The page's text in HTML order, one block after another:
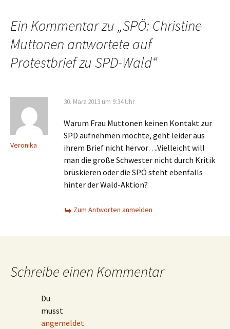
Ein Kommentar zu „SPÖ: Christine
Muttonen antwortete auf
Protestbrief zu SPD-Wald“
Veronika
30. März 2013 um 9:34 Uhr
Warum Frau Muttonen keinen Kontakt zur
SPD aufnehmen möchte, geht leider aus
ihrem Brief nicht hervor….Vielleicht will
man die große Schwester nicht durch Kritik
brüskieren oder die SPÖ steht ebenfalls
hinter der Wald-Aktion?
Zum Antworten anmelden
Schreibe einen Kommentar
Du
musst
angemeldet